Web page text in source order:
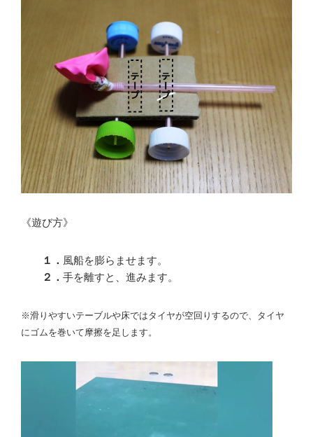
《遊び方》
１． 風船を膨らませます。
２． 手を離すと、進みます。
※滑りやすいテーブルや床ではタイヤが空回りするので、タイヤ
にゴムを巻いて摩擦を足します。